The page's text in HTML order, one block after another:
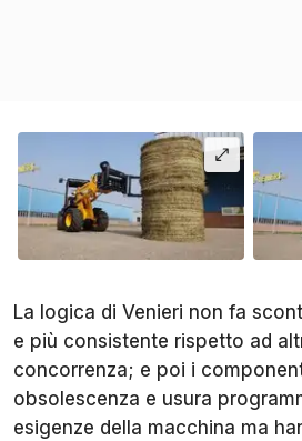
La logica di Venieri non fa
e più consistente rispetto ad
concorrenza; e poi i
obsolescenza e usura
esigenze della macchina ma